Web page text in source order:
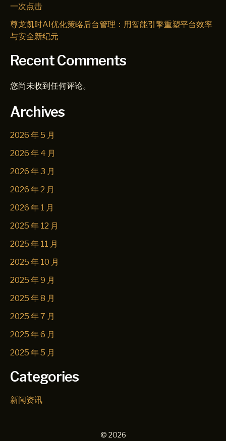
一次点击
尊龙凯时AI优化策略后台管理：用智能引擎重塑平台效率
与安全新纪元
Recent Comments
您尚未收到任何评论。
Archives
2026 年 5 月
2026 年 4 月
2026 年 3 月
2026 年 2 月
2026 年 1 月
2025 年 12 月
2025 年 11 月
2025 年 10 月
2025 年 9 月
2025 年 8 月
2025 年 7 月
2025 年 6 月
2025 年 5 月
Categories
新闻资讯
© 2026